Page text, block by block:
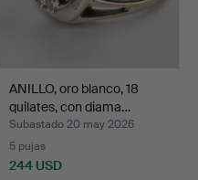
ANILLO, oro blanco, 18
quilates, con diama…
Subastado 20 may 2026
5 pujas
244 USD